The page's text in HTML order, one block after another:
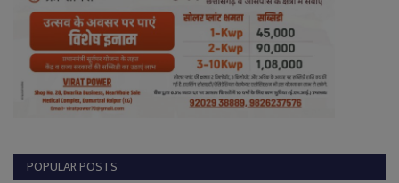
POPULAR POSTS